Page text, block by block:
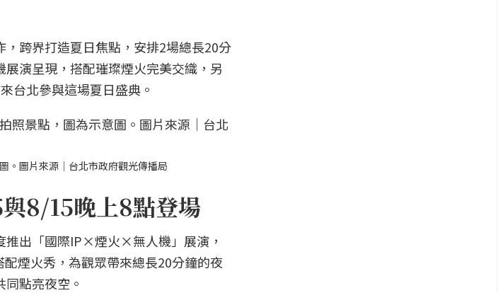
跨界打造夏日焦點，安排2場總長20分
演呈現，搭配璀璨煙火完美交織，另
台北參與這場夏日盛典。
。圖片來源｜台北市政府觀光傳播局
8/15晚上8點登場
推出「國際IP×煙火×無人機」展演，
煙火秀，為觀眾帶來總長20分鐘的夜
點亮夜空。